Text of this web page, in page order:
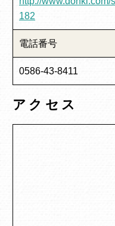
182
電話番号
0586-43-8411
アクセス